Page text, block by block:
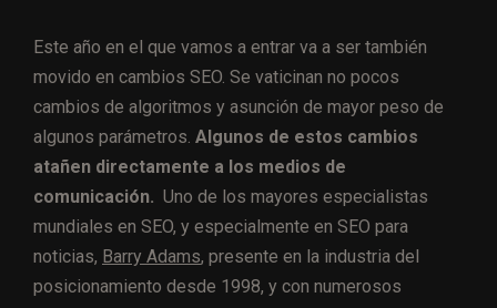
Este año en el que vamos a entrar va a ser también
movido en cambios SEO. Se vaticinan no pocos
cambios de algoritmos y asunción de mayor peso de
algunos parámetros. Algunos de estos cambios
atañen directamente a los medios de
comunicación. Uno de los mayores especialistas
mundiales en SEO, y especialmente en SEO para
noticias, Barry Adams, presente en la industria del
posicionamiento desde 1998, y con numerosos